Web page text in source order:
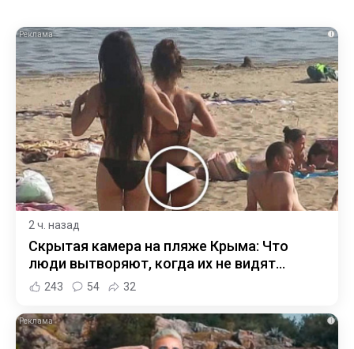
i
2 ч. назад
Скрытая камера на пляже Крыма: Что
люди вытворяют, когда их не видят...
243 54 32
i